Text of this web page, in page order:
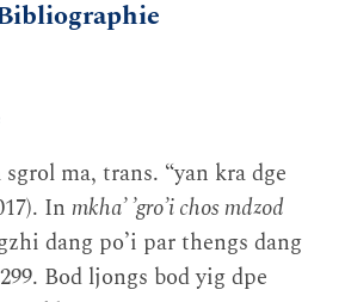
ma, trans. “yan kra dge
In mkhaʼ ʼgroʼi chos mdzod
dang poʼi par thengs dang
Bod ljongs bod yig dpe